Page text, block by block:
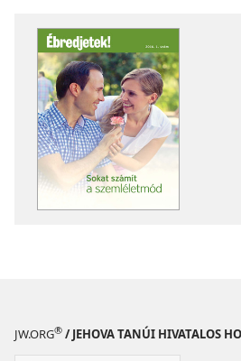
JW.ORG® / JEHOVA TANÚI HIVATALOS